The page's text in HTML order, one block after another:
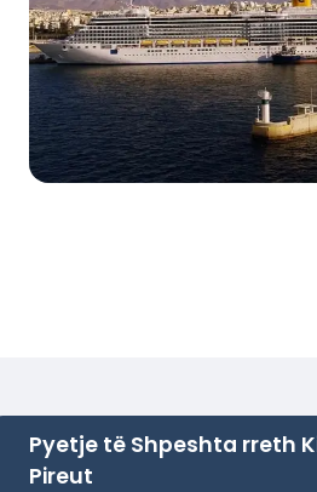
Pyetje të Shpeshta rreth
Pireut